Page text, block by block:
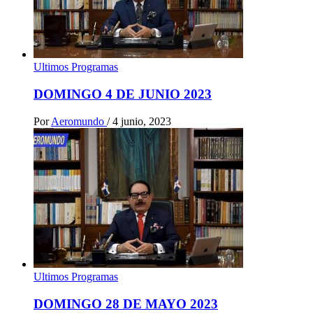
Ultimos Programas
DOMINGO 4 DE JUNIO 2023
Por Aeromundo / 4 junio, 2023
Ultimos Programas
DOMINGO 28 DE MAYO 2023